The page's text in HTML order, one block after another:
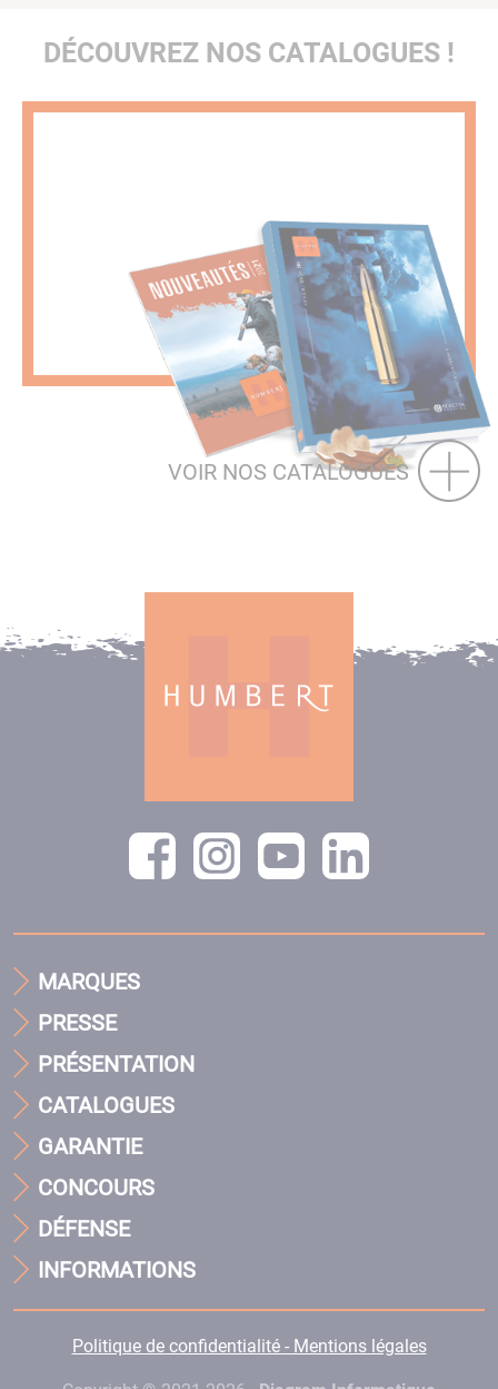
DÉCOUVREZ NOS CATALOGUES !
VOIR NOS CATALOGUES
MARQUES
PRESSE
PRÉSENTATION
CATALOGUES
GARANTIE
CONCOURS
DÉFENSE
INFORMATIONS
Politique de confidentialité - Mentions légales